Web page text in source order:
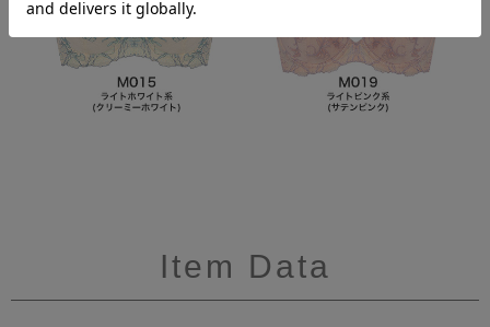
Item Data